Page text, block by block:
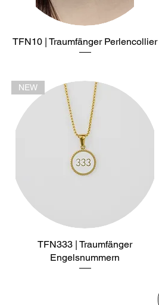
Schnellansicht
TFN10 | Traumfänger Perlencollier
Schnellansicht
NEW
TFN333 | Traumfänger
Engelsnummern